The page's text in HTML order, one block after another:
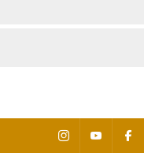
InstagramYoutube